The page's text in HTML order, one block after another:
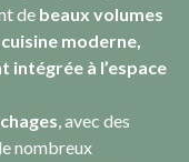
de beaux volumes
cuisine moderne,
intégrée à l’espace
, avec des
nombreux